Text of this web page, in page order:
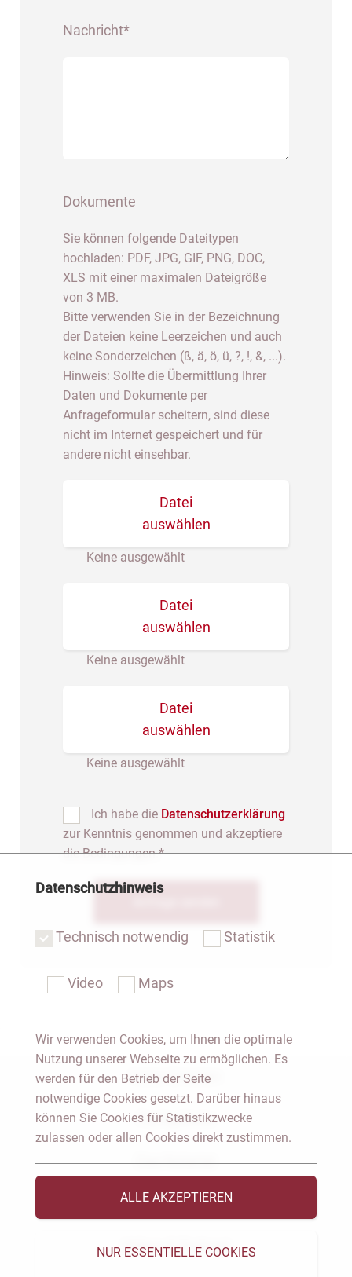
Nachricht*
Dokumente
Sie können folgende Dateitypen
hochladen: PDF, JPG, GIF, PNG, DOC,
XLS mit einer maximalen Dateigröße
von 3 MB.
Bitte verwenden Sie in der Bezeichnung
der Dateien keine Leerzeichen und auch
keine Sonderzeichen (ß, ä, ö, ü, ?, !, &, ...).
Hinweis: Sollte die Übermittlung Ihrer
Daten und Dokumente per
Anfrageformular scheitern, sind diese
nicht im Internet gespeichert und für
andere nicht einsehbar.
Datei
auswählen
Keine ausgewählt
Datei
auswählen
Keine ausgewählt
Datei
auswählen
Keine ausgewählt
Ich habe die Datenschutzerklärung
zur Kenntnis genommen und akzeptiere
die Bedingungen.*
Notar Dresden
Fachgebiete
Das Notariat
Vorträge & Veröffentlichungen
Videos & Podcast
Datenschutzhinweis
Technisch notwendig Statistik
Video Maps
Wir verwenden Cookies, um Ihnen die optimale
Nutzung unserer Webseite zu ermöglichen. Es
werden für den Betrieb der Seite
notwendige Cookies gesetzt. Darüber hinaus
können Sie Cookies für Statistikzwecke
zulassen oder allen Cookies direkt zustimmen.
ALLE AKZEPTIEREN
NUR ESSENTIELLE COOKIES